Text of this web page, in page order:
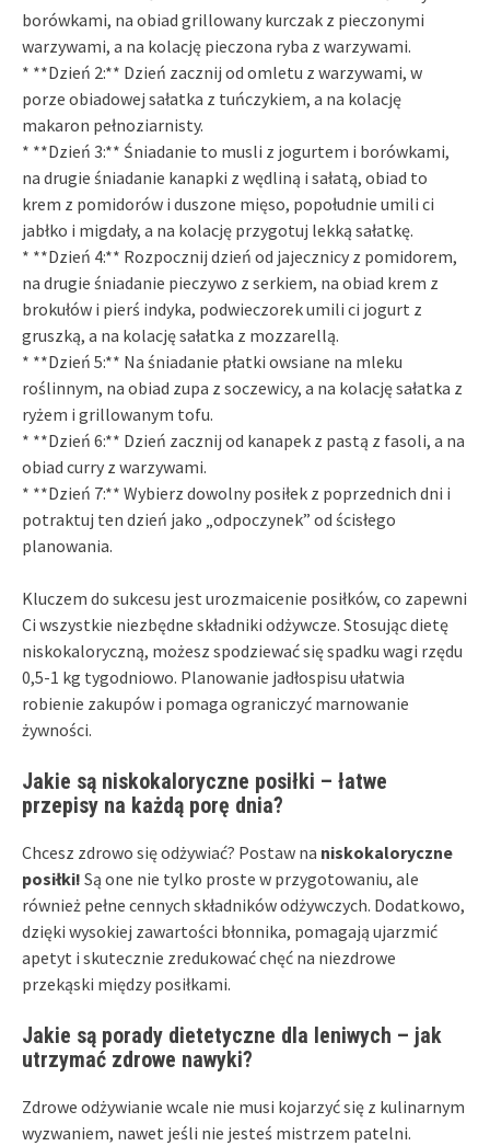
borówkami, na obiad grillowany kurczak z pieczonymi
warzywami, a na kolację pieczona ryba z warzywami.
* **Dzień 2:** Dzień zacznij od omletu z warzywami, w
porze obiadowej sałatka z tuńczykiem, a na kolację
makaron pełnoziarnisty.
* **Dzień 3:** Śniadanie to musli z jogurtem i borówkami,
na drugie śniadanie kanapki z wędliną i sałatą, obiad to
krem z pomidorów i duszone mięso, popołudnie umili ci
jabłko i migdały, a na kolację przygotuj lekką sałatkę.
* **Dzień 4:** Rozpocznij dzień od jajecznicy z pomidorem,
na drugie śniadanie pieczywo z serkiem, na obiad krem z
brokułów i pierś indyka, podwieczorek umili ci jogurt z
gruszką, a na kolację sałatka z mozzarellą.
* **Dzień 5:** Na śniadanie płatki owsiane na mleku
roślinnym, na obiad zupa z soczewicy, a na kolację sałatka z
ryżem i grillowanym tofu.
* **Dzień 6:** Dzień zacznij od kanapek z pastą z fasoli, a na
obiad curry z warzywami.
* **Dzień 7:** Wybierz dowolny posiłek z poprzednich dni i
potraktuj ten dzień jako „odpoczynek” od ścisłego
planowania.
Kluczem do sukcesu jest urozmaicenie posiłków, co zapewni
Ci wszystkie niezbędne składniki odżywcze. Stosując dietę
niskokaloryczną, możesz spodziewać się spadku wagi rzędu
0,5-1 kg tygodniowo. Planowanie jadłospisu ułatwia
robienie zakupów i pomaga ograniczyć marnowanie
żywności.
Jakie są niskokaloryczne posiłki – łatwe
przepisy na każdą porę dnia?
Chcesz zdrowo się odżywiać? Postaw na niskokaloryczne
posiłki! Są one nie tylko proste w przygotowaniu, ale
również pełne cennych składników odżywczych. Dodatkowo,
dzięki wysokiej zawartości błonnika, pomagają ujarzmić
apetyt i skutecznie zredukować chęć na niezdrowe
przekąski między posiłkami.
Jakie są porady dietetyczne dla leniwych – jak
utrzymać zdrowe nawyki?
Zdrowe odżywianie wcale nie musi kojarzyć się z kulinarnym
wyzwaniem, nawet jeśli nie jesteś mistrzem patelni.